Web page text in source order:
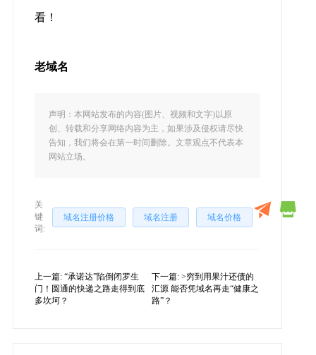
看！
老域名
声明：本网站发布的内容(图片、视频和文字)以原
创、转载和分享网络内容为主，如果涉及侵权请尽快
告知，我们将会在第一时间删除。文章观点不代表本
网站立场。
关
键
词:
域名注册价格 域名注册 域名价格
上一篇: “承诺达”陷倒闭罗生
门！圆通的快递之路走得到底
多坎坷？
下一篇:>穷到用果汁还债的
汇源 能否凭域名再走“健康之
路”？